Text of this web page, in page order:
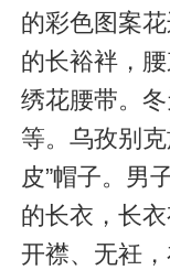
的彩色图案
的长裕袢，
绣花腰带。
等。乌孜别
皮”帽子。男
的长衣，长
开襟、无衽